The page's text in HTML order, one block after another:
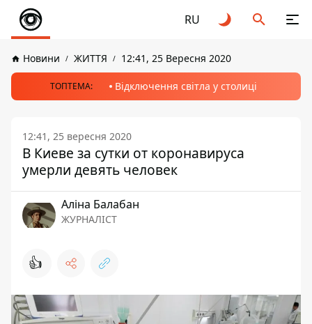
RU
Новини ЖИТТЯ 12:41, 25 Вересня 2020
ТОПТЕМА: Відключення світла у столиці
12:41, 25 вересня 2020
В Киеве за сутки от коронавируса
умерли девять человек
Аліна Балабан
ЖУРНАЛІСТ
👍